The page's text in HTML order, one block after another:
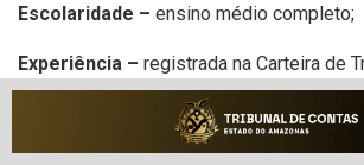
Escolaridade – ensino médio completo;
Experiência – registrada na Carteira de
Requisitos Obrigatórios– possuir